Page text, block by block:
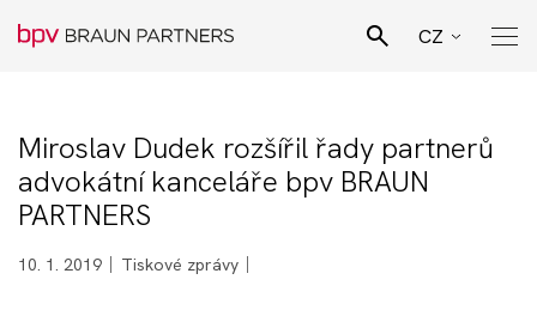
Pro Bono poradenství
CZ
DE
Miroslav Dudek rozšířil řady partnerů
advokátní kanceláře bpv BRAUN
PARTNERS
10. 1. 2019 Tiskové zprávy